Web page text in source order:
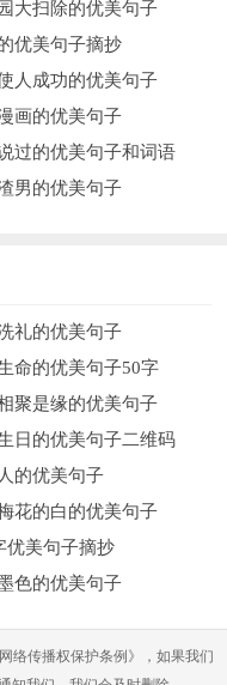
成衣物，纺成线。这已经
巨大力量的团结的整体！
隐时现的丁香花好像在和
香花摇动着自己漂亮的。
翩起舞呀！
神。
，不久便长满了米粒大小
棍。过不了几天，就开满
穗是由一个个精巧的小花
瓣，两个一组，像一对对
下显得俏丽、淡雅。
正冲着我点头。开满了乳
花瓣摸上去像绒布一样，
有玫瑰那样热情奔放，更
大扫除的优美句子
优美句子摘抄
人成功的优美句子
画的优美句子
过的优美句子和词语
男的优美句子
礼的优美句子
命的优美句子50字
聚是缘的优美句子
日的优美句子二维码
的优美句子
花的白的优美句子
优美句子摘抄
色的优美句子
络传播权保护条例》，如果我们